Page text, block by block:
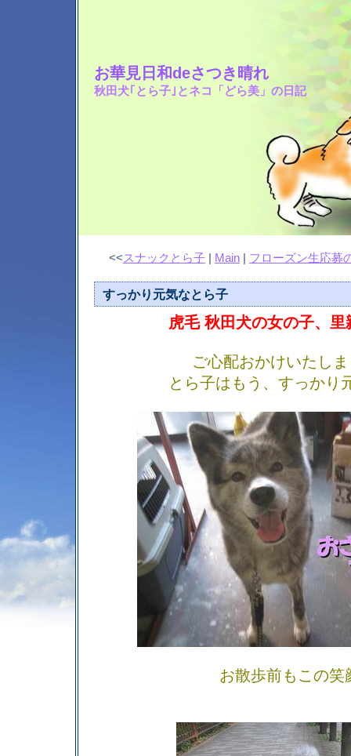
お華見日和deさつき晴れ
秋田犬｢とら子｣とネコ「どら美」の日記
<<スナックとら子 | Main | フローズン生応募
すっかり元気なとら子
虎毛 秋田犬の女の子、里
ご心配おかけいたし
とら子はもう、すっかり
お散歩前もこの笑